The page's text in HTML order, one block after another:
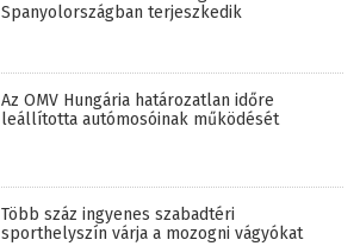
Spanyolországban terjeszkedik
Az OMV Hungária határozatlan időre
leállította autómosóinak működését
Több száz ingyenes szabadtéri
sporthelyszín várja a mozogni vágyókat